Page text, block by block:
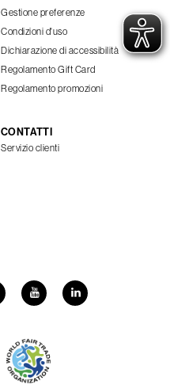
Gestione preferenze
Condizioni d'uso
Dichiarazione di accessibilità
Regolamento Gift Card
Regolamento promozioni
CONTATTI
Servizio clienti